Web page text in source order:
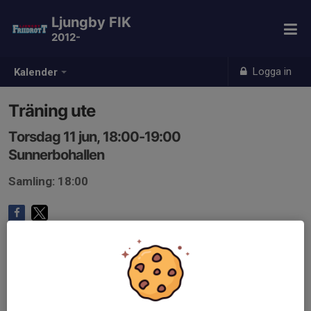
Kalender Logga in
Ljungby FIK
2012-
Träning ute
Torsdag 11 jun, 18:00-19:00
Sunnerbohallen
Samling: 18:00